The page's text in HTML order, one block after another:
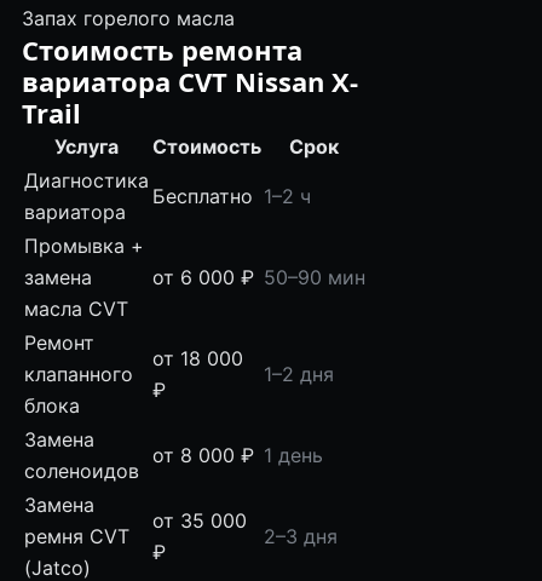
Запах горелого масла
Стоимость ремонта
вариатора CVT Nissan X-
Trail
Услуга Стоимость
Срок
Диагностика
вариатора
Бесплатно 1–2 ч
Промывка +
замена
масла CVT
от 6 000 ₽ 50–90 мин
Ремонт
клапанного
блока
от 18 000
₽
1–2 дня
Замена
соленоидов
от 8 000 ₽ 1 день
Замена
ремня CVT
(Jatco)
от 35 000
₽
2–3 дня